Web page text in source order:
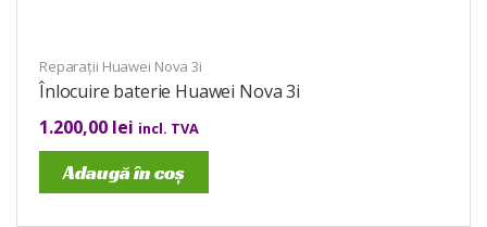
Reparații Huawei Nova 3i
Înlocuire baterie Huawei Nova 3i
1.200,00 lei incl. TVA
Adaugă în coș